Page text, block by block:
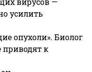
усилить
опухоли». Биолог
приводят к